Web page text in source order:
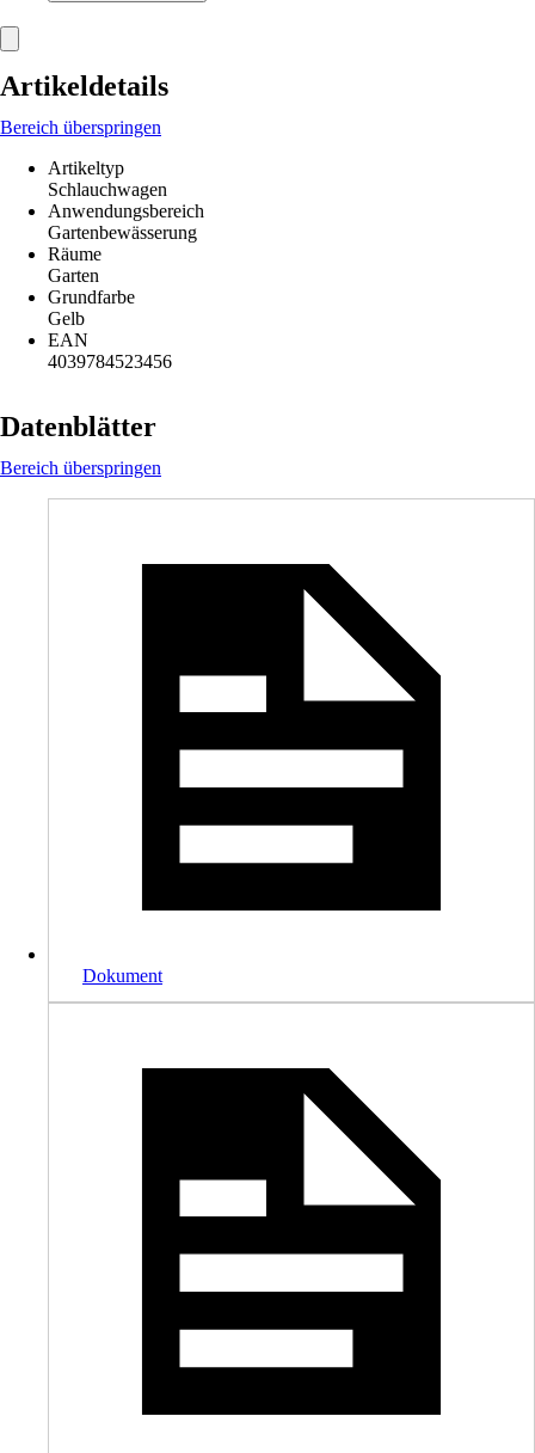
Artikeldetails
Bereich überspringen
Artikeltyp
Schlauchwagen
Anwendungsbereich
Gartenbewässerung
Räume
Garten
Grundfarbe
Gelb
EAN
4039784523456
Datenblätter
Bereich überspringen
Dokument